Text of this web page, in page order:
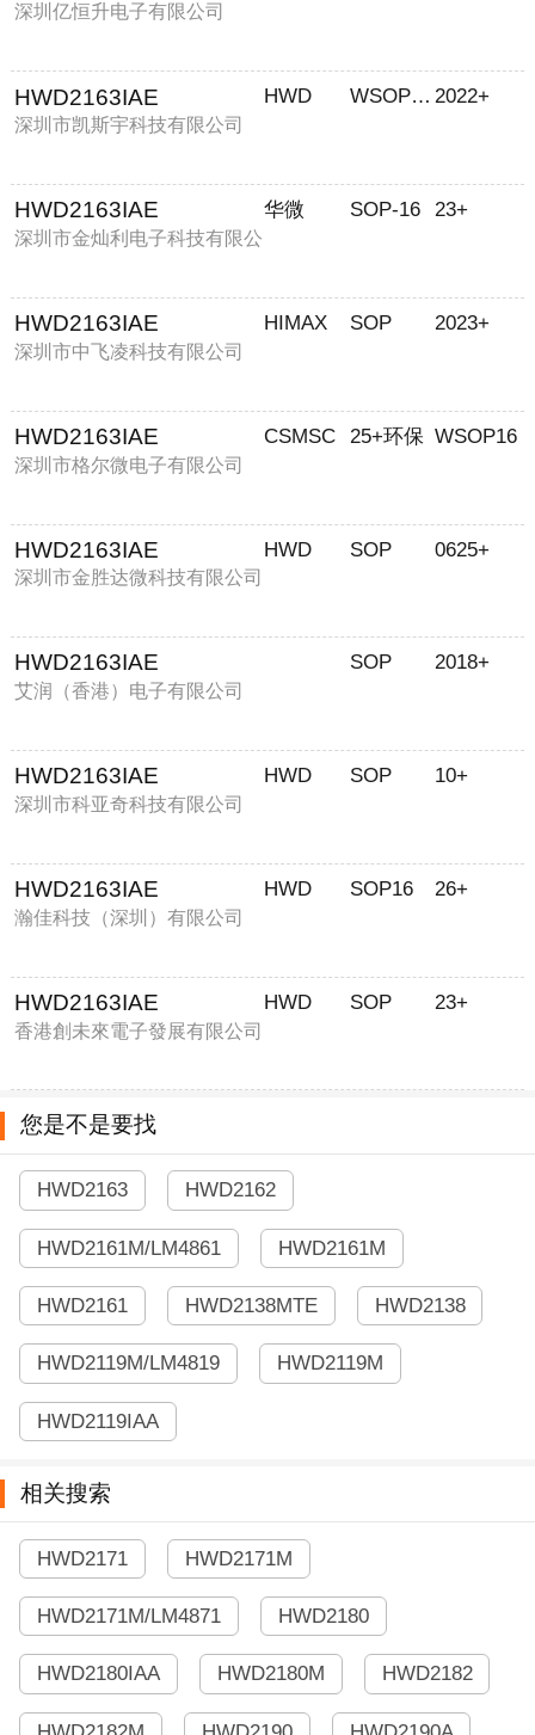
深圳亿恒升电子有限公司
HWD2163IAE
深圳市凯斯宇科技有限公司
HWD WSOP-16 2022+
HWD2163IAE
深圳市金灿利电子科技有限公
华微 SOP-16 23+
HWD2163IAE
深圳市中飞凌科技有限公司
HIMAX SOP 2023+
HWD2163IAE
深圳市格尔微电子有限公司
CSMSC 25+环保 WSOP16
HWD2163IAE
深圳市金胜达微科技有限公司
HWD SOP 0625+
HWD2163IAE
艾润（香港）电子有限公司
SOP 2018+
HWD2163IAE
深圳市科亚奇科技有限公司
HWD SOP 10+
HWD2163IAE
瀚佳科技（深圳）有限公司
HWD SOP16 26+
HWD2163IAE
香港創未來電子發展有限公司
HWD SOP 23+
您是不是要找
HWD2163 HWD2162
HWD2161M/LM4861 HWD2161M
HWD2161 HWD2138MTE HWD2138
HWD2119M/LM4819 HWD2119M
HWD2119IAA
相关搜索
HWD2171 HWD2171M
HWD2171M/LM4871 HWD2180
HWD2180IAA HWD2180M HWD2182